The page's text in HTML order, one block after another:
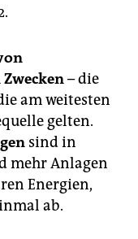
– die
am weitesten
gelten.
sind in
mehr Anlagen
Energien,
ab.